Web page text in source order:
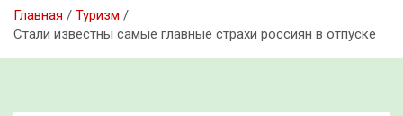
Главная
Туризм
Стали известны самые главные страхи россиян в отпуске